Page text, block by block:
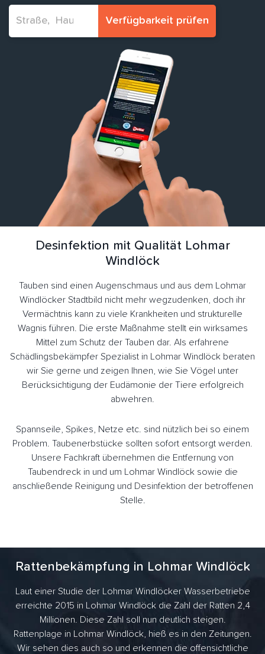
Verfügbarkeit prüfen
Desinfektion mit Qualität Lohmar
Windlöck
Tauben sind einen Augenschmaus und aus dem Lohmar
Windlöcker Stadtbild nicht mehr wegzudenken, doch ihr
Vermächtnis kann zu viele Krankheiten und strukturelle
Wagnis führen. Die erste Maßnahme stellt ein wirksames
Mittel zum Schutz der Tauben dar. Als erfahrene
Schädlingsbekämpfer Spezialist in Lohmar Windlöck beraten
wir Sie gerne und zeigen Ihnen, wie Sie Vögel unter
Berücksichtigung der Eudämonie der Tiere erfolgreich
abwehren.
Spannseile, Spikes, Netze etc. sind nützlich bei so einem
Problem. Taubenerbstücke sollten sofort entsorgt werden.
Unsere Fachkraft übernehmen die Entfernung von
Taubendreck in und um Lohmar Windlöck sowie die
anschließende Reinigung und Desinfektion der betroffenen
Stelle.
Rattenbekämpfung in Lohmar Windlöck
Laut einer Studie der Lohmar Windlöcker Wasserbetriebe
erreichte 2015 in Lohmar Windlöck die Zahl der Ratten 2,4
Millionen. Diese Zahl soll nun deutlich steigen.
Rattenplage in Lohmar Windlöck, hieß es in den Zeitungen.
Wir sehen dies auch so und erkennen die offensichtliche